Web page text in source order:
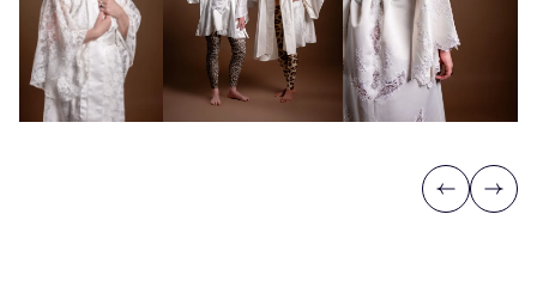
Previous
Next